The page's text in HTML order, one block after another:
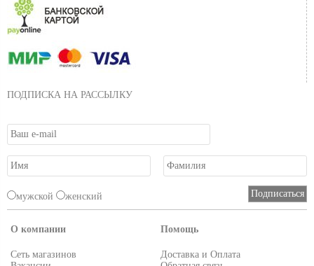
ПОДПИСКА НА РАССЫЛКУ
мужской женский
О компании
Сеть магазинов
Помощь
Доставка и Оплата